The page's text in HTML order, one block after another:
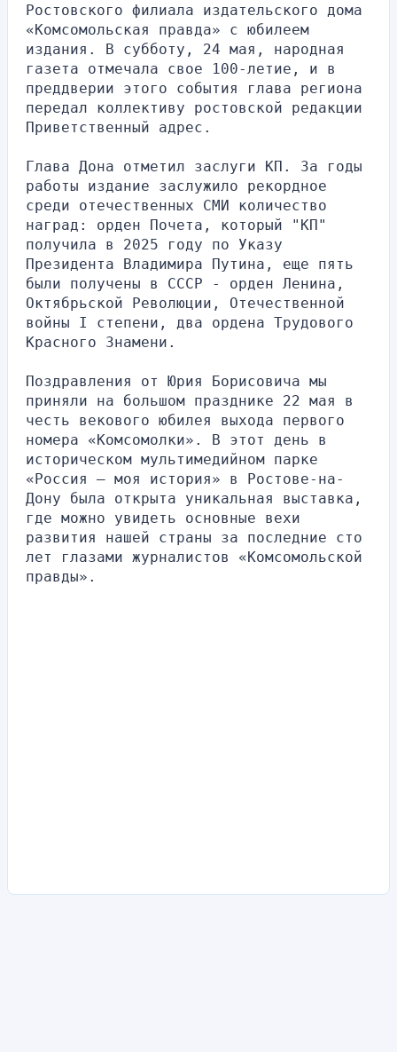
Ростовского филиала издательского дома
«Комсомольская правда» с юбилеем
издания. В субботу, 24 мая, народная
газета отмечала свое 100-летие, и в
преддверии этого события глава региона
передал коллективу ростовской редакции
Приветственный адрес.
Глава Дона отметил заслуги КП. За годы
работы издание заслужило рекордное
среди отечественных СМИ количество
наград: орден Почета, который "КП"
получила в 2025 году по Указу
Президента Владимира Путина, еще пять
были получены в СССР - орден Ленина,
Октябрьской Революции, Отечественной
войны I степени, два ордена Трудового
Красного Знамени.
Поздравления от Юрия Борисовича мы
приняли на большом празднике 22 мая в
честь векового юбилея выхода первого
номера «Комсомолки». В этот день в
историческом мультимедийном парке
«Россия — моя история» в Ростове-на-
Дону была открыта уникальная выставка,
где можно увидеть основные вехи
развития нашей страны за последние сто
лет глазами журналистов «Комсомольской
правды».